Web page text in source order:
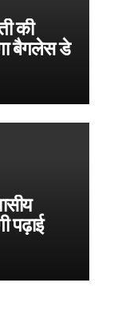
की
बैगलेस डे
पढ़ाई